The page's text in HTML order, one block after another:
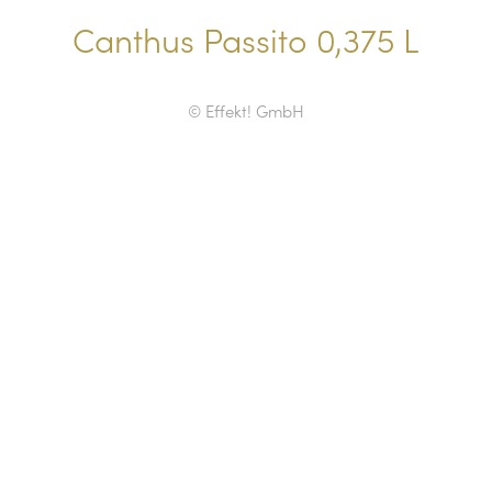
Canthus Passito 0,375 L
© Effekt! GmbH